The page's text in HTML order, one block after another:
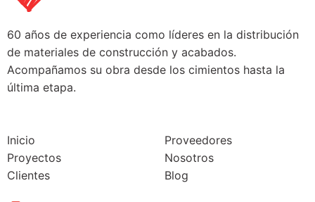
60 años de experiencia como líderes en la distribución
de materiales de construcción y acabados.
Acompañamos su obra desde los cimientos hasta la
última etapa.
Inicio
Proyectos
Clientes
Proveedores
Nosotros
Blog